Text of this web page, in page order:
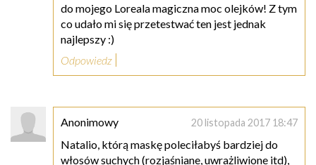
do mojego Loreala magiczna moc olejków! Z tym
co udało mi się przetestwać ten jest jednak
najlepszy :)
Odpowiedz
Anonimowy 20 listopada 2017 18:47
Natalio, którą maskę poleciłabyś bardziej do
włosów suchych (rozjaśniane, uwrażliwione itd),